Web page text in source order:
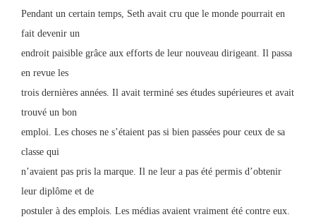
Pendant un certain temps, Seth avait cru que le monde pourrait en
fait devenir un
endroit paisible grâce aux efforts de leur nouveau dirigeant. Il passa
en revue les
trois dernières années. Il avait terminé ses études supérieures et avait
trouvé un bon
emploi. Les choses ne s’étaient pas si bien passées pour ceux de sa
classe qui
n’avaient pas pris la marque. Il ne leur a pas été permis d’obtenir
leur diplôme et de
postuler à des emplois. Les médias avaient vraiment été contre eux.